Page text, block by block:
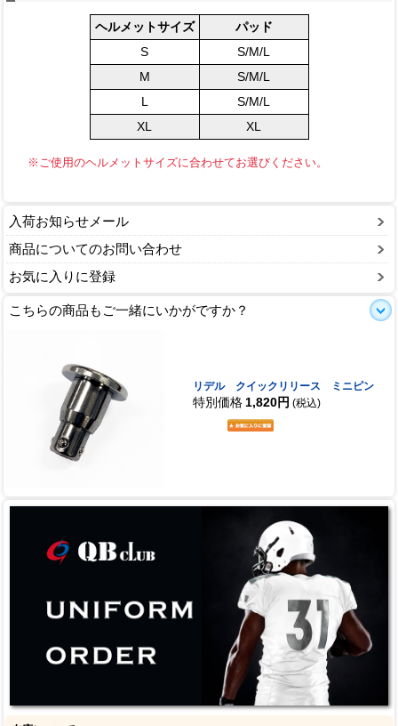
ヘルメットサイズ
パッド
S
S/M/L
M
S/M/L
L
S/M/L
XL
XL
※ご使用のヘルメットサイズに合わせてお選びください。
入荷お知らせメール
商品についてのお問い合わせ
お気に入りに登録
こちらの商品もご一緒にいかがですか？
リデル クイックリリース ミニピン
特別価格 1,820円 (税込)